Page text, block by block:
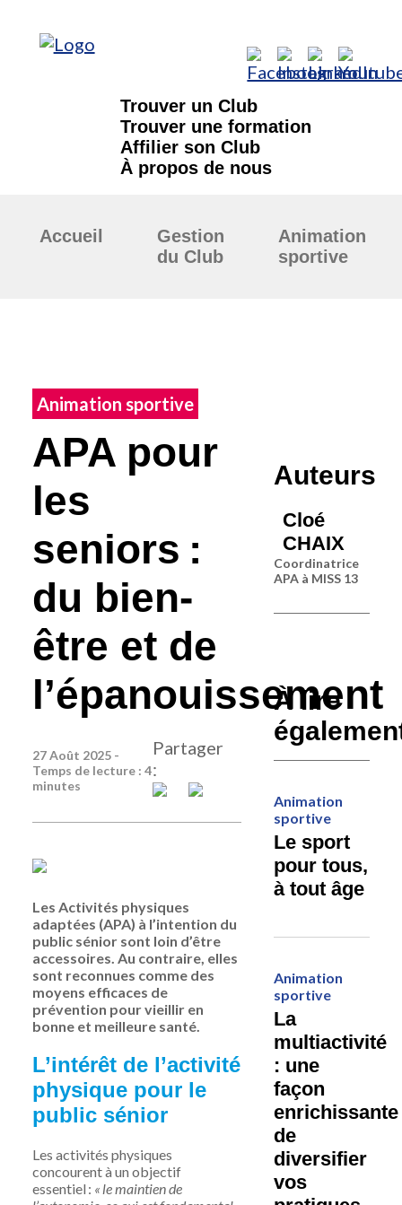
Trouver un Club
Trouver une formation
Affilier son Club
À propos de nous
Accueil
Gestion
du Club
Animation
sportive
Animation sportive
APA pour
les
seniors :
du bien-
être et de
l’épanouissement
27 Août 2025 -
Temps de lecture : 4
minutes
Partager
:
Les Activités physiques
adaptées (APA) à l’intention du
public séniorsont loin d’être
accessoires. Au contraire, elles
sont reconnues comme des
moyens efficaces de
prévention pour vieillir en
bonne et meilleure santé.
L’intérêt de l’activité
physique pour le
public sénior
Les activités physiques
concourent à un objectif
essentiel : « le maintien de
Auteurs
Cloé
CHAIX
Coordinatrice
APA à MISS 13
À lire
Animation
sportive
Le sport
pour tous,
à tout âge
Animation
sportive
La
multiactivité
: une
façon
enrichissante
de
diversifier
vos